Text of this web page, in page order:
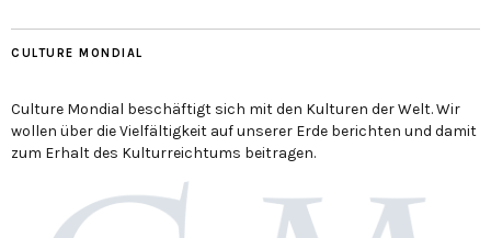
CULTURE MONDIAL
Culture Mondial beschäftigt sich mit den Kulturen der Welt. Wir
wollen über die Vielfältigkeit auf unserer Erde berichten und damit
zum Erhalt des Kulturreichtums beitragen.